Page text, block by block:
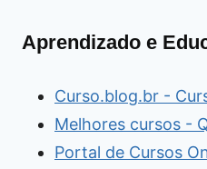
Aprendizado e
Curso.blog.br -
Melhores cursos -
Portal de Cursos